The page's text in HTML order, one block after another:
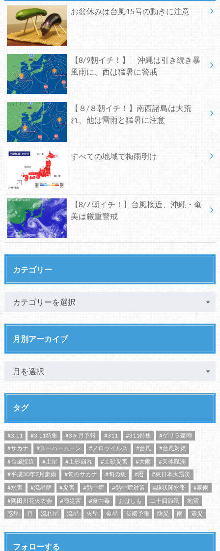
お盆休みは台風15号の動きに注意
【8/9朝イチ！】 沖縄は引き続き暴
風雨に、西は猛暑に警戒
【８/８朝イチ！】南西諸島は大荒
れ、他は雷雨と猛暑に注意
すべての地域で梅雨明け
【8/7 朝イチ！】台風接近、沖縄・奄
美は厳重警戒
カテゴリー
月別アーカイブ
タグ
#3.11 #3.11特集 #3ヶ月予報 #311 #311特集
#ゲリラ豪雨
#サカナ
#スーパームーン #ノロウイルス #台風
#台風対策
#台風接近
#土星 #土砂崩れ #土砂災害 #大雨
#天体観測
#平成30年7月豪雨
#旬のサカナ #旬の魚 #暦
#東日本大震災
#水害
#流星群 #災害 #熱中症 #熱中症対策 #線状降水帯
#豪雨
#隅田川花火大会
#雨災害 #食中毒 おはしも 二十四節気
地震
惑星
月 流れ星 流星 火星 金星 長期予報 防災 雨 震災
フォローする